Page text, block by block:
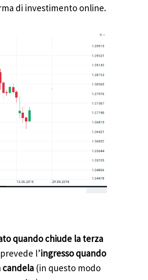
di investimento online.
quando chiude la terza
l’ingresso quando
(in questo modo